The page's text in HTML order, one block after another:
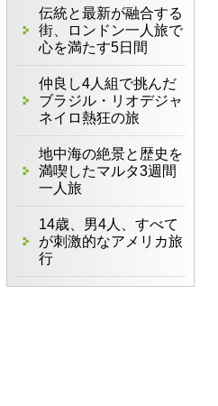
伝統と最新が融合する
街、ロンドン一人旅で
心を満たす5日間
仲良し4人組で挑んだ
ブラジル・リオデジャ
ネイロ熱狂の旅
地中海の絶景と歴史を
満喫したマルタ3週間
一人旅
14歳、男4人、すべて
が刺激的なアメリカ旅
行